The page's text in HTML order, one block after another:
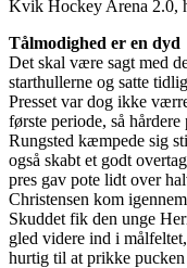
Kvik Hockey Arena 2.0,
Tålmodighed er en dyd
Det skal være sagt med
starthullerne og satte
Presset var dog ikke
første periode, så
Rungsted kæmpede sig
også skabt et godt
pres gav pote lidt over
Christensen kom
Skuddet fik den unge
gled videre ind i
hurtig til at prikke